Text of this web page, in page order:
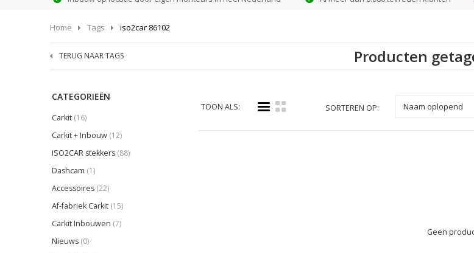
Home Tags iso2car 86102
TERUG NAAR TAGS Producten
CATEGORIEËN
Carkit (16)
Carkit + Inbouw (12)
ISO2CAR stekkers (88)
Dashcam (1)
Accessoires (22)
Af-fabriek Carkit (15)
Carkit Inbouwen (7)
Nieuws (0)
TOON ALS: i k SORTEREN OP: Naam oplopend
Geen